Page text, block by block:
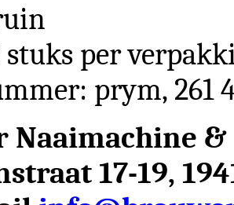
per
prym, 261
Naaimachine
17-19,